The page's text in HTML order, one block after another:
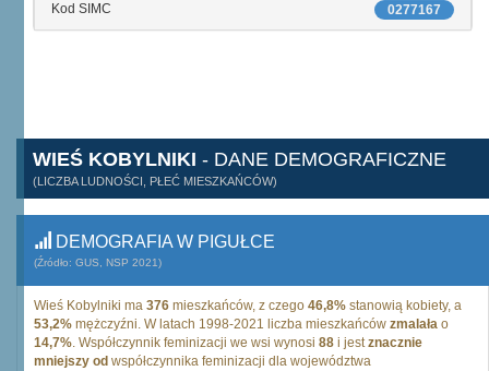
0277167
Kod SIMC
WIEŚ KOBYLNIKI - DANE DEMOGRAFICZNE
(LICZBA LUDNOŚCI, PŁEĆ MIESZKAŃCÓW)
DEMOGRAFIA W PIGUŁCE
(Źródło: GUS, NSP 2021)
Wieś Kobylniki ma 376 mieszkańców, z czego 46,8% stanowią kobiety, a
53,2% mężczyźni. W latach 1998-2021 liczba mieszkańców zmalała o
14,7%. Współczynnik feminizacji we wsi wynosi 88 i jestznacznie
mniejszy od współczynnika feminizacji dla województwa